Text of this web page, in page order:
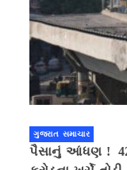
ગુજરાત સમાચાર
પૈસાનું આંધણ ! 42